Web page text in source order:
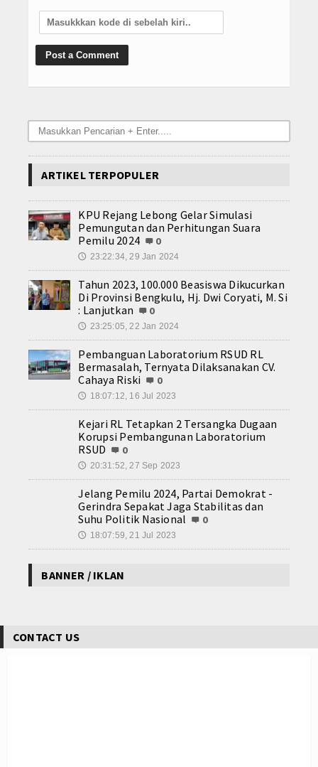
ARTIKEL TERPOPULER
KPU Rejang Lebong Gelar Simulasi
Pemungutan dan Perhitungan Suara
Pemilu 2024
0
🕔 23:22:34, 29 Jan 2024
Tahun 2023, 100.000 Beasiswa Dikucurkan
Di Provinsi Bengkulu, Hj. Dwi Coryati, M. Si
: Lanjutkan
0
🕔 23:25:05, 22 Jan 2024
Pembanguan Laboratorium RSUD RL
Bermasalah, Ternyata Dilaksanakan CV.
Cahaya Riski
0
🕔 18:07:12, 16 Jul 2023
Kejari RL Tetapkan 2 Tersangka Dugaan
Korupsi Pembangunan Laboratorium
RSUD
0
🕔 20:31:52, 27 Sep 2023
Jelang Pemilu 2024, Partai Demokrat -
Gerindra Sepakat Jaga Stabilitas dan
Suhu Politik Nasional
0
🕔 18:07:59, 21 Jul 2023
BANNER / IKLAN
CONTACT US